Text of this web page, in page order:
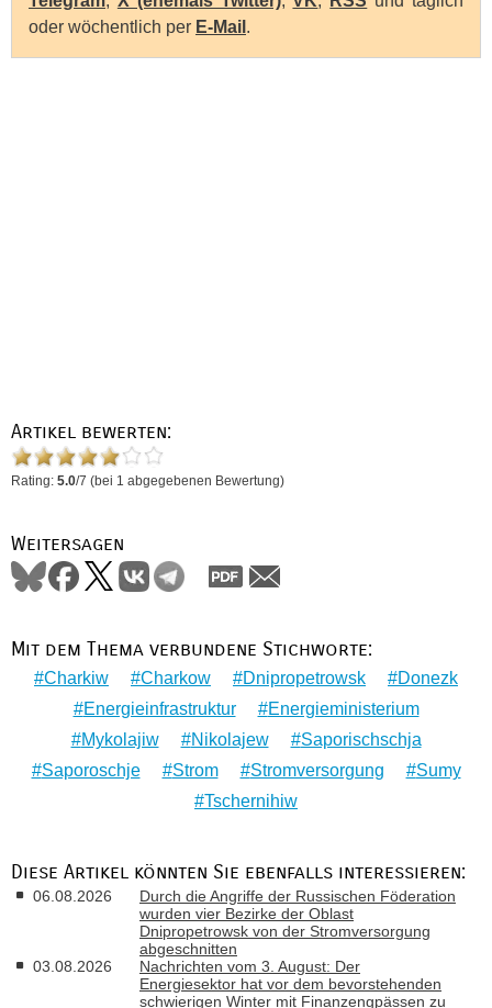
oder wöchentlich per E-Mail .
Artikel bewerten:
Rating: 5.0/7 (bei 1 abgegebenen Bewertung)
Weitersagen
Mit dem Thema verbundene Stichworte:
Charkiw Charkow Dnipropetrowsk
Donezk
Energieinfrastruktur
Energieministerium
Mykolajiw
Nikolajew
Saporischschja
Saporoschje
Strom Stromversorgung
Sumy
Tschernihiw
Diese Artikel könnten Sie ebenfalls interessieren:
06.08.2026
Durch die Angriffe der Russischen Föderation
wurden vier Bezirke der Oblast
Dnipropetrowsk von der Stromversorgung
abgeschnitten
03.08.2026
Nachrichten vom 3. August: Der
Energiesektor hat vor dem bevorstehenden
schwierigen Winter mit Finanzengpässen zu